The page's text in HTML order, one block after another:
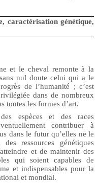
caractérisation génétique,
et le cheval remonte à la
nul doute celui qui a le
de l’humanité ; c’est
dans de nombreux
toutes les formes d’art.
espèces et des races
contribuer à
dans le futur qu’elles ne le
ressources génétiques
et de maintenir des
qui soient capables de
et indispensables pour la
et mondial.